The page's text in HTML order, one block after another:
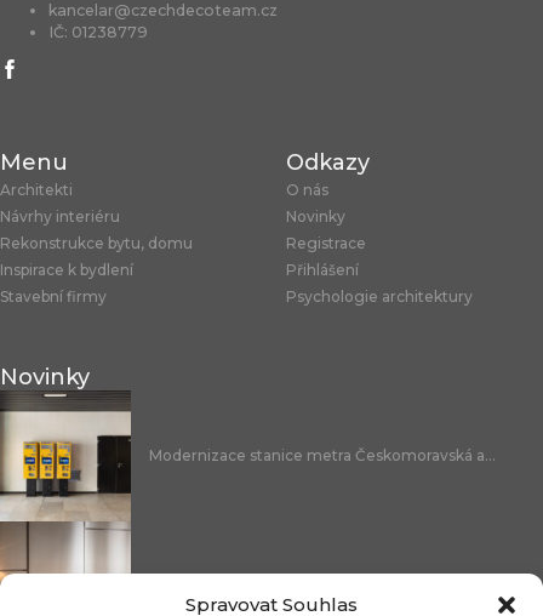
Spravovat Souhlas
kancelar@czechdecoteam.cz
IČ: 01238779
Menu
Architekti
Návrhy interiéru
Rekonstrukce bytu, domu
Inspirace k bydlení
Stavební firmy
Odkazy
O nás
Novinky
Registrace
Přihlášení
Psychologie architektury
Novinky
Modernizace stanice metra Českomoravská a...